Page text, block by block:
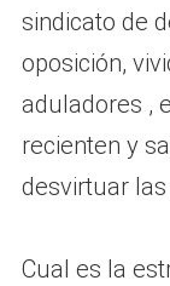
sindicato de
oposición,
aduladores ,
recienten y
desvirtuar
Cual es la